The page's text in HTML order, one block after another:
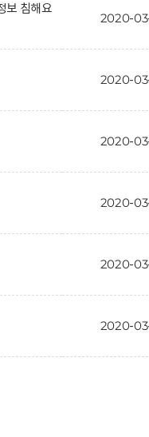
보 침해요
2020-
2020-
2020-
2020-
2020-
2020-